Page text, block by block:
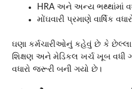
HRA અને અન્ય ભથ્થાંમાં
મોંઘવારી પ્રમાણે વાર્ષિક
ઘણા કર્મચારીઓનું કહેવું છે કે છેલ્લા
શિક્ષણ અને મેડિકલ ખર્ચ ખૂબ વધી
વધારો જરૂરી બની ગયો છે।